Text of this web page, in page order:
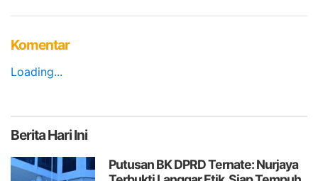
Komentar
Loading...
BeritaHari Ini
Putusan BK DPRD Ternate: Nurjaya